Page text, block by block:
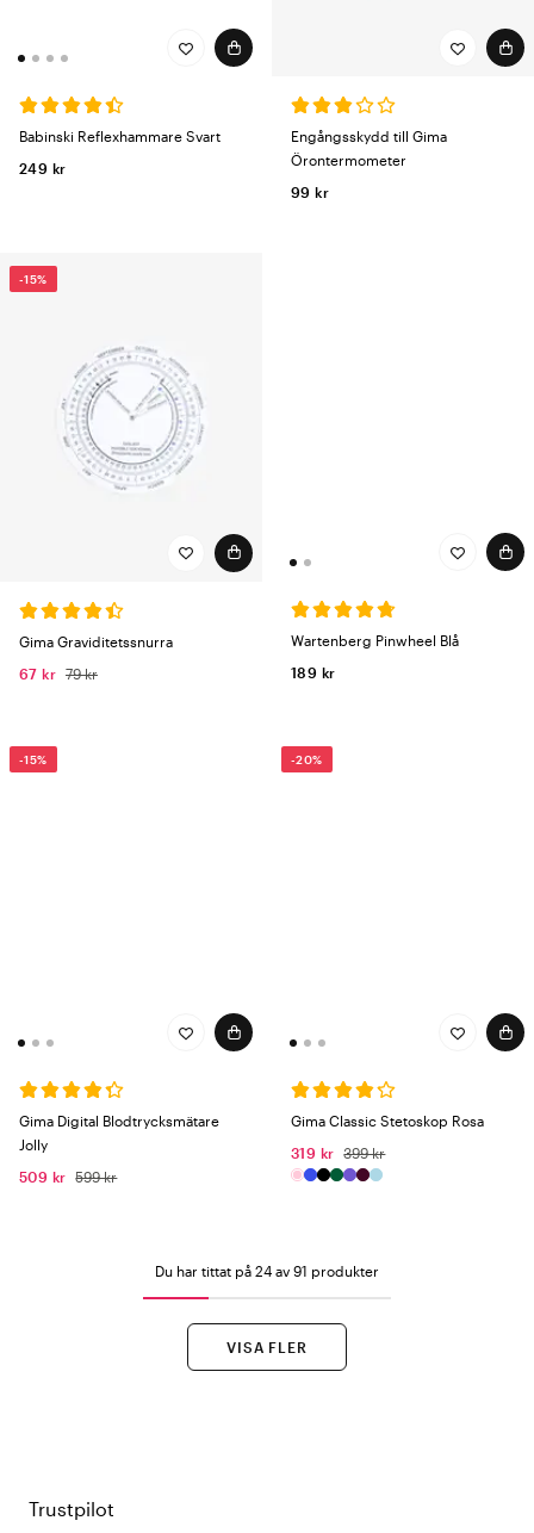
Babinski Reflexhammare Svart
249 kr
Engångsskydd till Gima
Örontermometer
99 kr
-15%
Gima Graviditetssnurra
67 kr 79 kr
Wartenberg Pinwheel Blå
189 kr
-15%
Gima Digital Blodtrycksmätare
Jolly
509 kr
599 kr
-20%
Gima Classic Stetoskop Rosa
319 kr
399 kr
Du har tittat på 24 av 91 produkter
VISA FLER
Trustpilot